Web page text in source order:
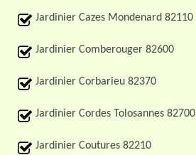
Jardinier Cazes Mondenard 82110
Jardinier Comberouger 82600
Jardinier Corbarieu 82370
Jardinier Cordes Tolosannes 82700
Jardinier Coutures 82210